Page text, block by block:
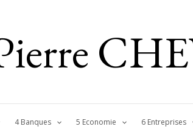
4 Banques 5 Economie 6 Entreprises